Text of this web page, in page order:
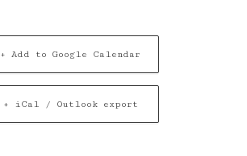
+ Add to Google Calendar
+ iCal / Outlook export